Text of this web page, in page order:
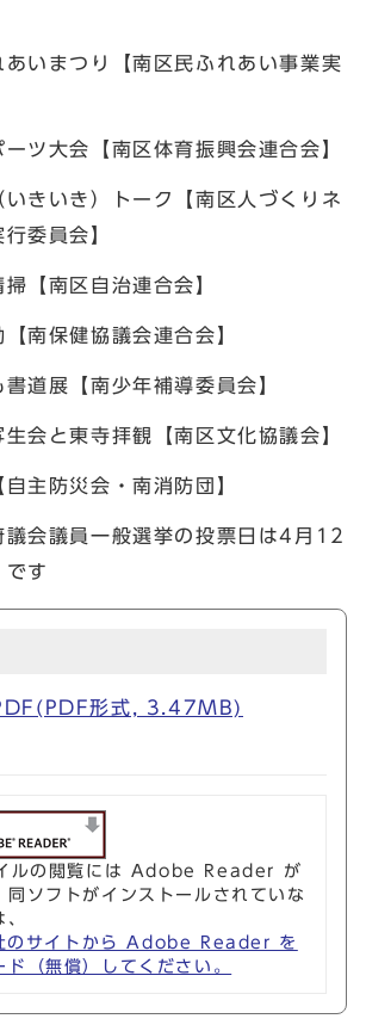
いまつり【南区民ふれあい事業実
ツ大会【南区体育振興会連合会】
きいき）トーク【南区人づくりネ
委員会】
【南区自治連合会】
南保健協議会連合会】
道展【南少年補導委員会】
会と東寺拝観【南区文化協議会】
主防災会・南消防団】
議会議員一般選挙の投票日は4月12
です
形式, 3.47MB)
ルの閲覧には Adobe Reader が
同ソフトがインストールされていな
サイトから Adobe Reader を
ド（無償）してください。